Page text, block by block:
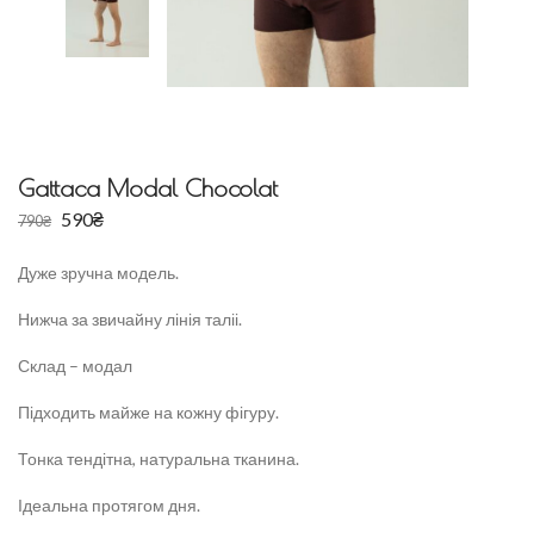
Gattaca Modal Chocolat
790₴ 590₴
Дуже зручна модель.
Нижча за звичайну лінія таліі.
Склад – модал
Підходить майже на кожну фігуру.
Тонка тендітна, натуральна тканина.
Ідеальна протягом дня.